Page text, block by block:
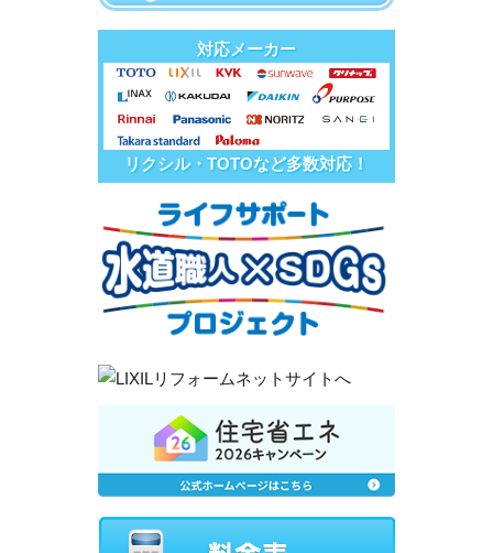
対応メーカー
リクシル・TOTOなど多数対応！